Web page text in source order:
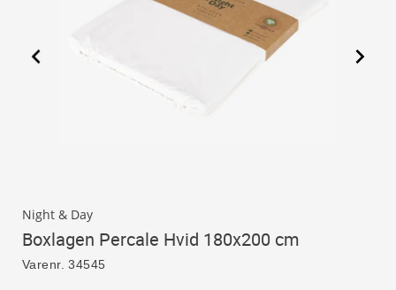
Night & Day
Boxlagen Percale Hvid 180x200 cm
Varenr. 34545